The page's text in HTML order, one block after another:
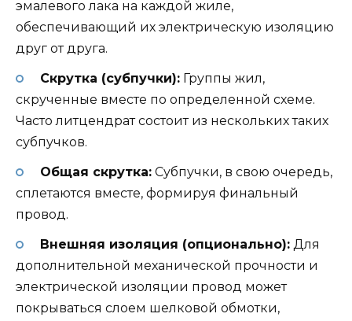
эмалевого лака на каждой жиле,
обеспечивающий их электрическую изоляцию
друг от друга.
Скрутка (субпучки):Группы жил,
скрученные вместе по определенной схеме.
Часто литцендрат состоит из нескольких таких
субпучков.
Общая скрутка:Субпучки, в свою очередь,
сплетаются вместе, формируя финальный
провод.
Внешняя изоляция (опционально):Для
дополнительной механической прочности и
электрической изоляции провод может
покрываться слоем шелковой обмотки,